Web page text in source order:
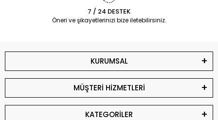
7 / 24 DESTEK
Öneri ve şikayetlerinizi bize iletebilirsiniz.
KURUMSAL
MÜŞTERİ HİZMETLERİ
KATEGORİLER